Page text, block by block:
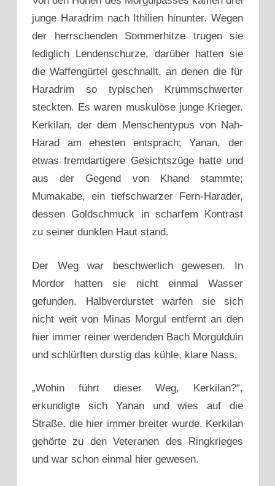
junge Haradrim nach Ithilien hinunter. Wegen
der herrschenden Sommerhitze trugen sie
lediglich Lendenschurze, darüber hatten sie
die Waffengürtel geschnallt, an denen die für
Haradrim so typischen Krummschwerter
steckten. Es waren muskulöse junge Krieger.
Kerkilan, der dem Menschentypus von Nah-
Harad am ehesten entsprach; Yanan, der
etwas fremdartigere Gesichtszüge hatte und
aus der Gegend von Khand stammte;
Mumakabe, ein tiefschwarzer Fern-Harader,
dessen Goldschmuck in scharfem Kontrast
zu seiner dunklen Haut stand.
Der Weg war beschwerlich gewesen. In
Mordor hatten sie nicht einmal Wasser
gefunden. Halbverdurstet warfen sie sich
nicht weit von Minas Morgul entfernt an den
hier immer reiner werdenden Bach Morgulduin
und schlürften durstig das kühle, klare Nass.
„Wohin führt dieser Weg, Kerkilan?“,
erkundigte sich Yanan und wies auf die
Straße, die hier immer breiter wurde. Kerkilan
gehörte zu den Veteranen des Ringkrieges
und war schon einmal hier gewesen.